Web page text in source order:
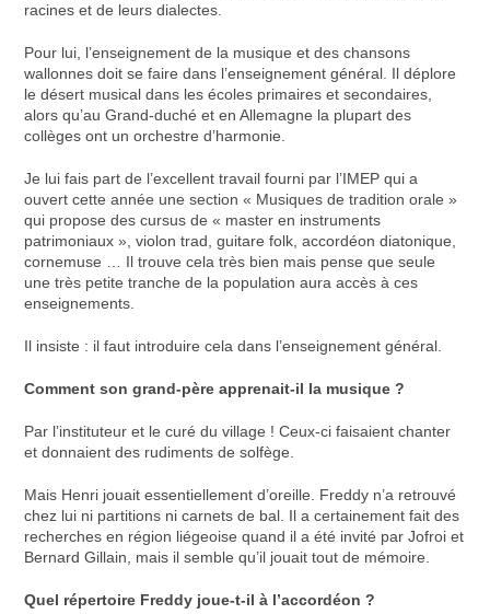
racines et de leurs dialectes.
Pour lui, l’enseignement de la musique et des chansons
wallonnes doit se faire dans l’enseignement général. Il déplore
le désert musical dans les écoles primaires et secondaires,
alors qu’au Grand-duché et en Allemagne la plupart des
collèges ont un orchestre d’harmonie.
Je lui fais part de l’excellent travail fourni par l’IMEP qui a
ouvert cette année une section « Musiques de tradition orale »
qui propose des cursus de « master en instruments
patrimoniaux », violon trad, guitare folk, accordéon diatonique,
cornemuse … Il trouve cela très bien mais pense que seule
une très petite tranche de la population aura accès à ces
enseignements.
Il insiste : il faut introduire cela dans l’enseignement général.
Comment son grand-père apprenait-il la musique ?
Par l’instituteur et le curé du village ! Ceux-ci faisaient chanter
et donnaient des rudiments de solfège.
Mais Henri jouait essentiellement d’oreille. Freddy n’a retrouvé
chez lui ni partitions ni carnets de bal. Il a certainement fait des
recherches en région liégeoise quand il a été invité par Jofroi et
Bernard Gillain, mais il semble qu’il jouait tout de mémoire.
Quel répertoire Freddy joue-t-il à l’accordéon ?